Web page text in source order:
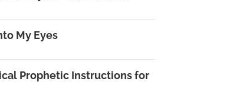
My Eyes
Prophetic Instructions for